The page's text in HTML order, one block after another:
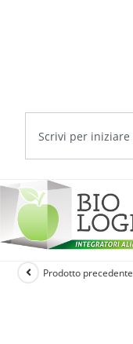
Prodotto precedente